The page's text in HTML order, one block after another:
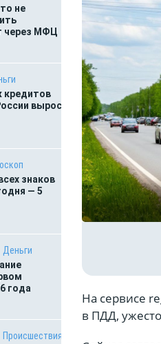
не
через МФЦ
кредитов
вырос
знаков
— 5
Деньги
года
Происшествия
На сервисе
в ПДД,